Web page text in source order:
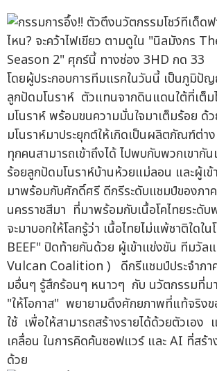
โดยผู้ประกอบการทีมแรกในวันนี้ เป็นภูมิปั
ลูกปัดมโนราห์ ตัวแทนจากดินแดนใต้ที่เต็ม
มโนราห์ พร้อมขนความมั่นใจมาเต็มร้อย ด้
มโนราห์มาประยุกต์ให้เกิดเป็นผลิตภัณฑ์ต่า
ทุกคนสามารถเข้าถึงได้ ไปพบกับพวกเขากั
ร้อยลูกปัดมโนราห์บ้านห้วยแม่ลอน และผู้เ
มาพร้อมกับศักดิ์ศรี ดีกรีระดับแชมป์ของภา
นครราชสีมา ที่มาพร้อมกับเนื้อโคไทยระดับ
จะมาบอกให้โลกรู้ว่า เนื้อไทยไม่แพ้ชาติใดใ
BEEF" ปิดท้ายกันด้วย ผู้เข้าแข่งขัน ทีมวัล
Vulcan Coalition ) ดีกรีแชมป์ประจำภา
มอื่นๆ รู้สึกร้อนๆ หนาวๆ กับ นวัตกรรมที่ม
"ให้โอกาส" พยายามดึงศักยภาพที่แท้จริง
ใช้ เพื่อให้สามารถสร้างรายได้ด้วยตัวเอง
เคลื่อน ในการคิดค้นซอฟแวร์ และ AI ที่สร้
ด้วย